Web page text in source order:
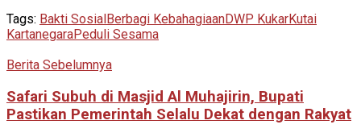
Tags: Bakti Sosial Berbagi KebahagiaanDWP KukarKutai
KartanegaraPeduli Sesama
Berita Sebelumnya
Safari Subuh di Masjid Al Muhajirin, Bupati
Pastikan Pemerintah Selalu Dekat dengan Rakyat